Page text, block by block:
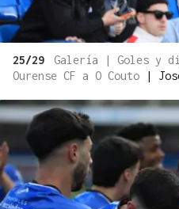
25/29
Galería | Goles y
Ourense CF a O Couto
|